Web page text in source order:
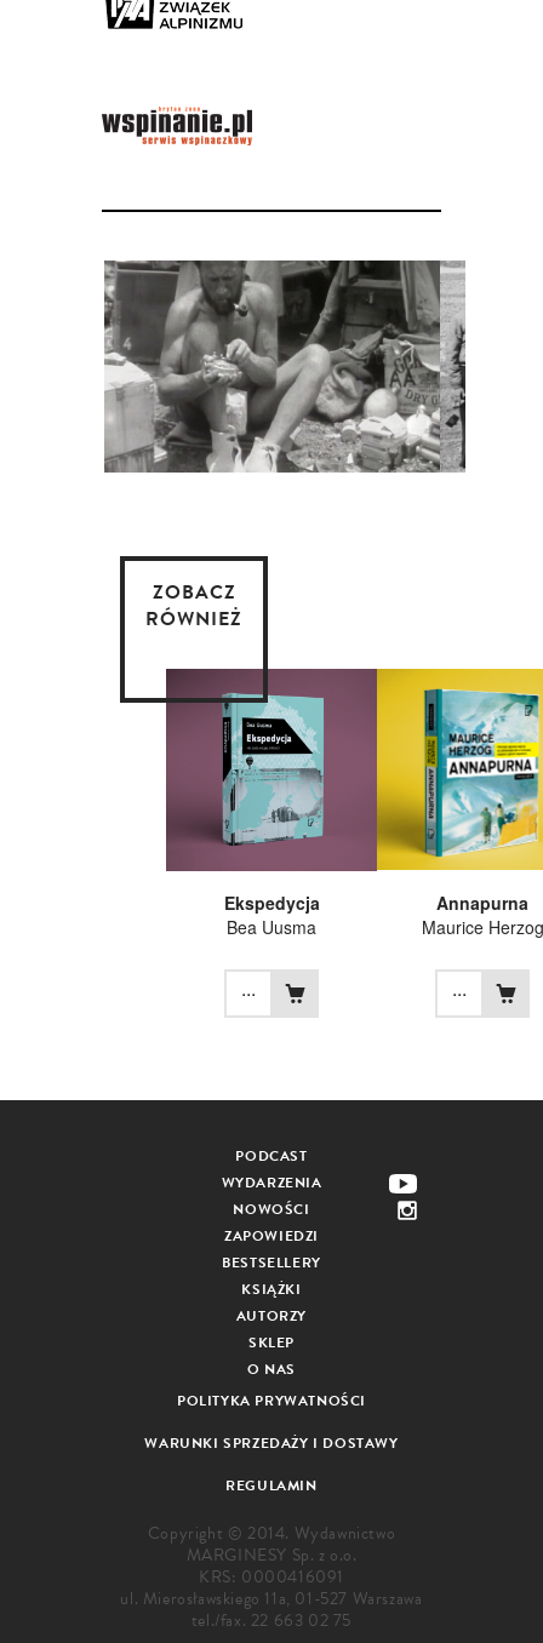
ZOBACZ
RÓWNIEŻ
Ekspedycja
Bea Uusma
...
Annapurna
Maurice Herzog
...
PODCAST
WYDARZENIA
NOWOŚCI
ZAPOWIEDZI
BESTSELLERY
KSIĄŻKI
AUTORZY
SKLEP
O NAS
POLITYKA PRYWATNOŚCI
WARUNKI SPRZEDAŻY I DOSTAWY
REGULAMIN
Copyright © 2014. Wydawnictwo
MARGINESY Sp. z o.o.
KRS: 0000416091
ul. Mierosławskiego 11a, 01-527 Warszawa
tel./fax. 22 663 02 75